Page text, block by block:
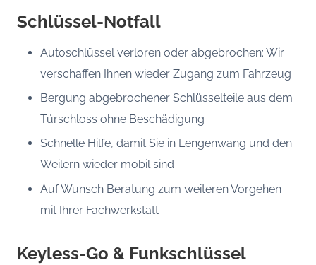
Schlüssel-Notfall
Autoschlüssel verloren oder abgebrochen: Wir
verschaffen Ihnen wieder Zugang zum Fahrzeug
Bergung abgebrochener Schlüsselteile aus dem
Türschloss ohne Beschädigung
Schnelle Hilfe, damit Sie in Lengenwang und den
Weilern wieder mobil sind
Auf Wunsch Beratung zum weiteren Vorgehen
mit Ihrer Fachwerkstatt
Keyless-Go & Funkschlüssel